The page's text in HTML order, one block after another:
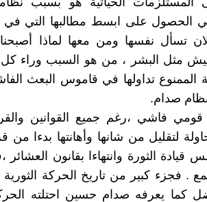
في الحصول على ابسط مطالبها التي
تسأل نفسها ومن معها لماذا
نعيش مثل البشر ، من هو السبب وراء
الممنوع تداولها في قاموس البعث
صدام.
فاشي ،رغم جميع القوانين
لتقليل من شانها وأهانتها بدءا من
ومرورا بقرار 111 لمجلس قيادة الثورة وانتهاءا بقانون
. فجزء كبير من تاريخ الحركة
كما يعرفه صدام حسين احتلته